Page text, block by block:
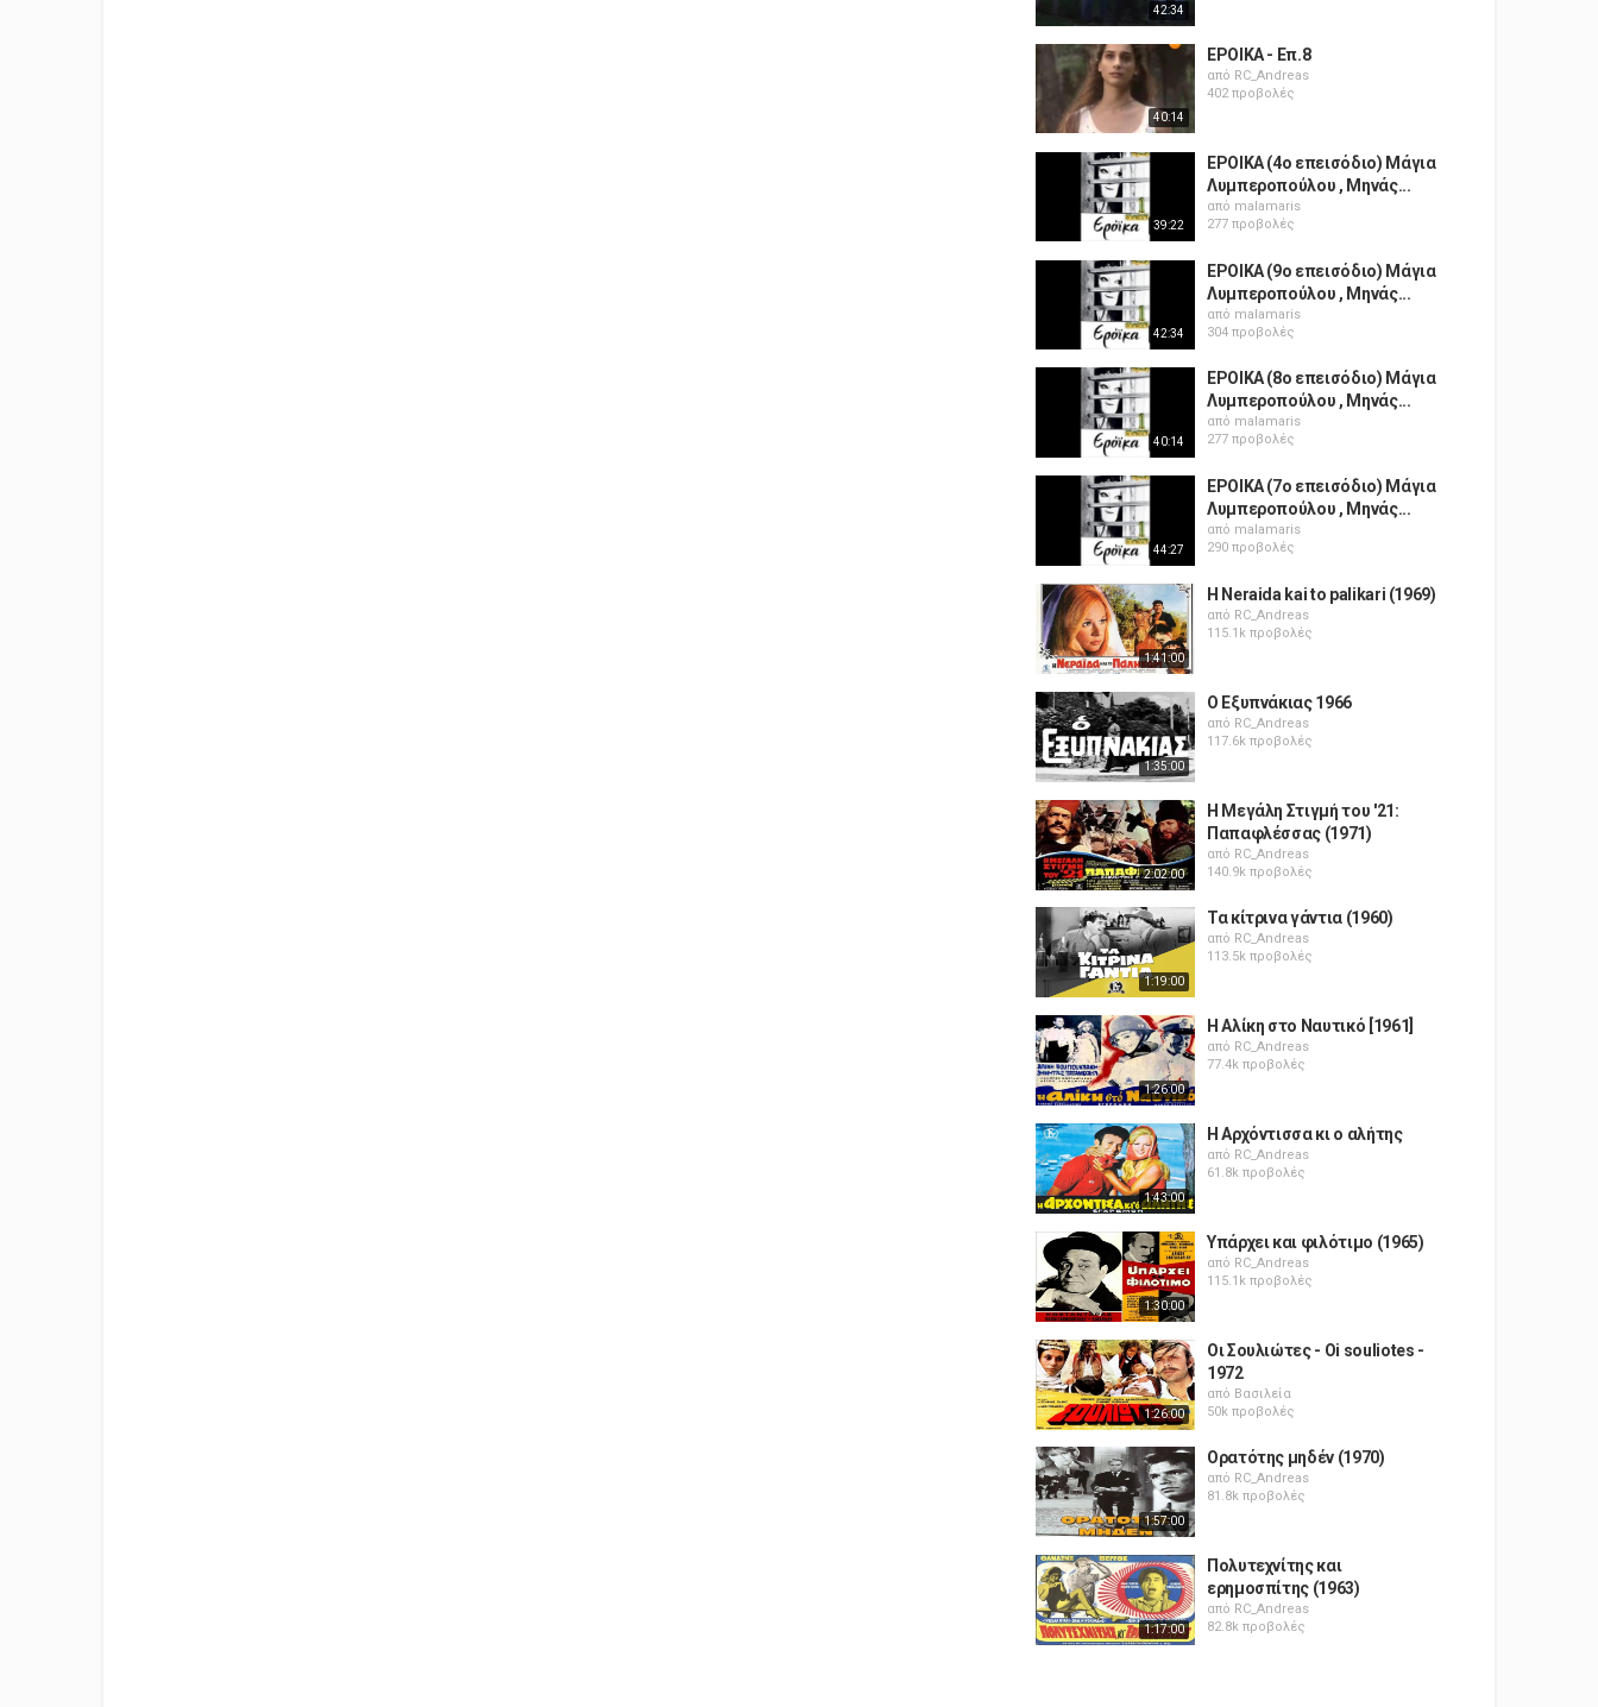
42:34
40:14
ΕΡΟΙΚΑ - Επ.8
από RC_Andreas
402 προβολές
39:22
ΕΡΟΙΚΑ (4ο επεισόδιο) Μάγια
Λυμπεροπούλου , Μηνάς...
από malamaris
277 προβολές
42:34
ΕΡΟΙΚΑ (9ο επεισόδιο) Μάγια
Λυμπεροπούλου , Μηνάς...
από malamaris
304 προβολές
40:14
ΕΡΟΙΚΑ (8ο επεισόδιο) Μάγια
Λυμπεροπούλου , Μηνάς...
από malamaris
277 προβολές
44:27
ΕΡΟΙΚΑ (7ο επεισόδιο) Μάγια
Λυμπεροπούλου , Μηνάς...
από malamaris
290 προβολές
1:41:00
H Neraida kai to palikari (1969)
από RC_Andreas
115.1k προβολές
1:35:00
Ο Εξυπνάκιας 1966
από RC_Andreas
117.6k προβολές
2:02:00
Η Μεγάλη Στιγμή του '21:
Παπαφλέσσας (1971)
από RC_Andreas
140.9k προβολές
1:19:00
Τα κίτρινα γάντια (1960)
από RC_Andreas
113.5k προβολές
1:26:00
Η Αλίκη στο Ναυτικό [1961]
από RC_Andreas
77.4k προβολές
1:43:00
Η Αρχόντισσα κι ο αλήτης
από RC_Andreas
61.8k προβολές
1:30:00
Υπάρχει και φιλότιμο (1965)
από RC_Andreas
115.1k προβολές
1:26:00
Οι Σουλιώτες - Oi souliotes -
1972
από Βασιλεία
50k προβολές
1:57:00
Ορατότης μηδέν (1970)
από RC_Andreas
81.8k προβολές
1:17:00
Πολυτεχνίτης και
ερημοσπίτης (1963)
από RC_Andreas
82.8k προβολές